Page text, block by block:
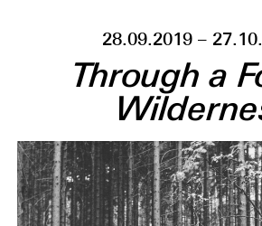
28.09.2019 –
Through a